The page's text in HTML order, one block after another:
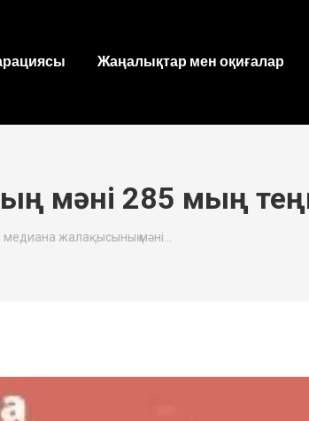
Жаңалықтар мен оқиғалар
мәні 285 мың
жалақысының мәні…